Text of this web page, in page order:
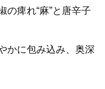
の痺れ“麻”と唐辛子
かに包み込み、奥深